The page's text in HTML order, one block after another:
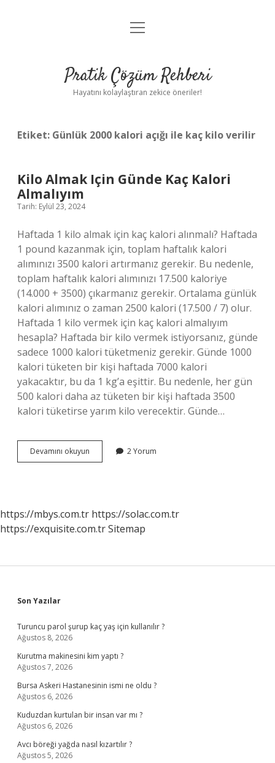
Anasayfa
Yasal Uyarı
menüyü
Pratik Çözüm Rehberi
Hayatını kolaylaştıran zekice öneriler!
Etiket: Günlük 2000 kalori açığı ile kaç kilo verilir
Kilo Almak Için Günde Kaç Kalori
Almalıyım
Tarih: Eylül 23, 2024
Haftada 1 kilo almak için kaç kalori alınmalı? Haftada
1 pound kazanmak için, toplam haftalık kalori
alımınızı 3500 kalori artırmanız gerekir. Bu nedenle,
toplam haftalık kalori alımınızı 17.500 kaloriye
(14.000 + 3500) çıkarmanız gerekir. Ortalama günlük
kalori alımınız o zaman 2500 kalori (17.500 / 7) olur.
Haftada 1 kilo vermek için kaç kalori almalıyım
hesapla? Haftada bir kilo vermek istiyorsanız, günde
sadece 1000 kalori tüketmeniz gerekir. Günde 1000
kalori tüketen bir kişi haftada 7000 kalori
yakacaktır, bu da 1 kg’a eşittir. Bu nedenle, her gün
500 kalori daha az tüketen bir kişi haftada 3500
kalori tüketirse yarım kilo verecektir. Günde…
Devamını okuyun
Almak
Almalıyım
2 Yorum
https://mbys.com.tr https://solac.com.tr
https://exquisite.com.trSitemap
Sidebar
Son Yazılar
Turuncu parol şurup kaç yaş için kullanılır ?
Ağustos 8, 2026
Kurutma makinesini kim yaptı ?
Ağustos 7, 2026
Bursa Askeri Hastanesinin ismi ne oldu ?
Ağustos 6, 2026
Kuduzdan kurtulan bir insan var mı ?
Ağustos 6, 2026
Avcı böreği yağda nasıl kızartılır ?
Ağustos 5, 2026